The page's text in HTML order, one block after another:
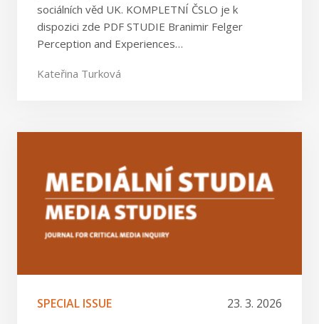
sociálních věd UK. KOMPLETNÍ ČSLO je k
dispozici zde PDF STUDIE Branimir Felger
Perception and Experiences…
Kateřina Turková
SPECIAL ISSUE 23. 3. 2026